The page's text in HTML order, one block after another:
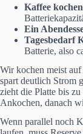
Kaffee kochen
Ein
Tagesbedarf
Batterie, also
Wir kochen meist
spart deutlich Strom
zieht die Platte bis
Ankochen, danach
Wenn parallel noch